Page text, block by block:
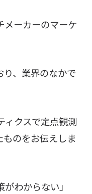
メーカーのマーケ
り、業界のなかで
クスで定点観測
ものをお伝えしま
わからない」